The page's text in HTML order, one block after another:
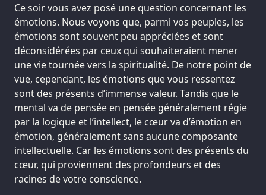
Ce soir vous avez posé une question concernant les
émotions. Nous voyons que, parmi vos peuples, les
émotions sont souvent peu appréciées et sont
déconsidérées par ceux qui souhaiteraient mener
une vie tournée vers la spiritualité. De notre point de
vue, cependant, les émotions que vous ressentez
sont des présents d’immense valeur. Tandis que le
mental va de pensée en pensée généralement régie
par la logique et l’intellect, le cœur va d’émotion en
émotion, généralement sans aucune composante
intellectuelle. Car les émotions sont des présents du
cœur, qui proviennent des profondeurs et des
racines de votre conscience.